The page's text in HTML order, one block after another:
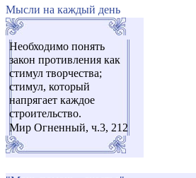
Мысли на каждый день
Необходимо понять
закон противления как
стимул творчества;
стимул, который
напрягает каждое
строительство.
Мир Огненный, ч.3, 212